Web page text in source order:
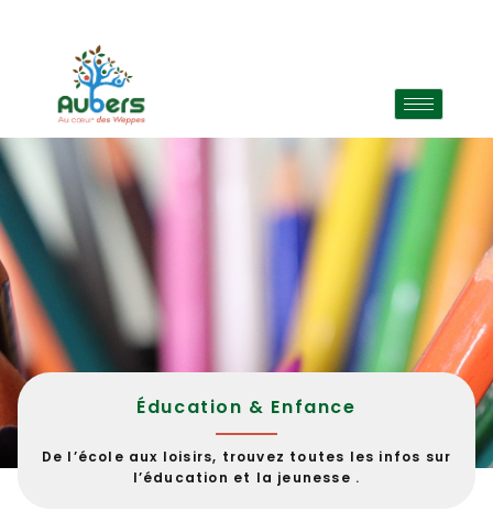
Éducation & Enfance
De l’école aux loisirs, trouvez toutes les infos sur
l’éducation et la jeunesse .